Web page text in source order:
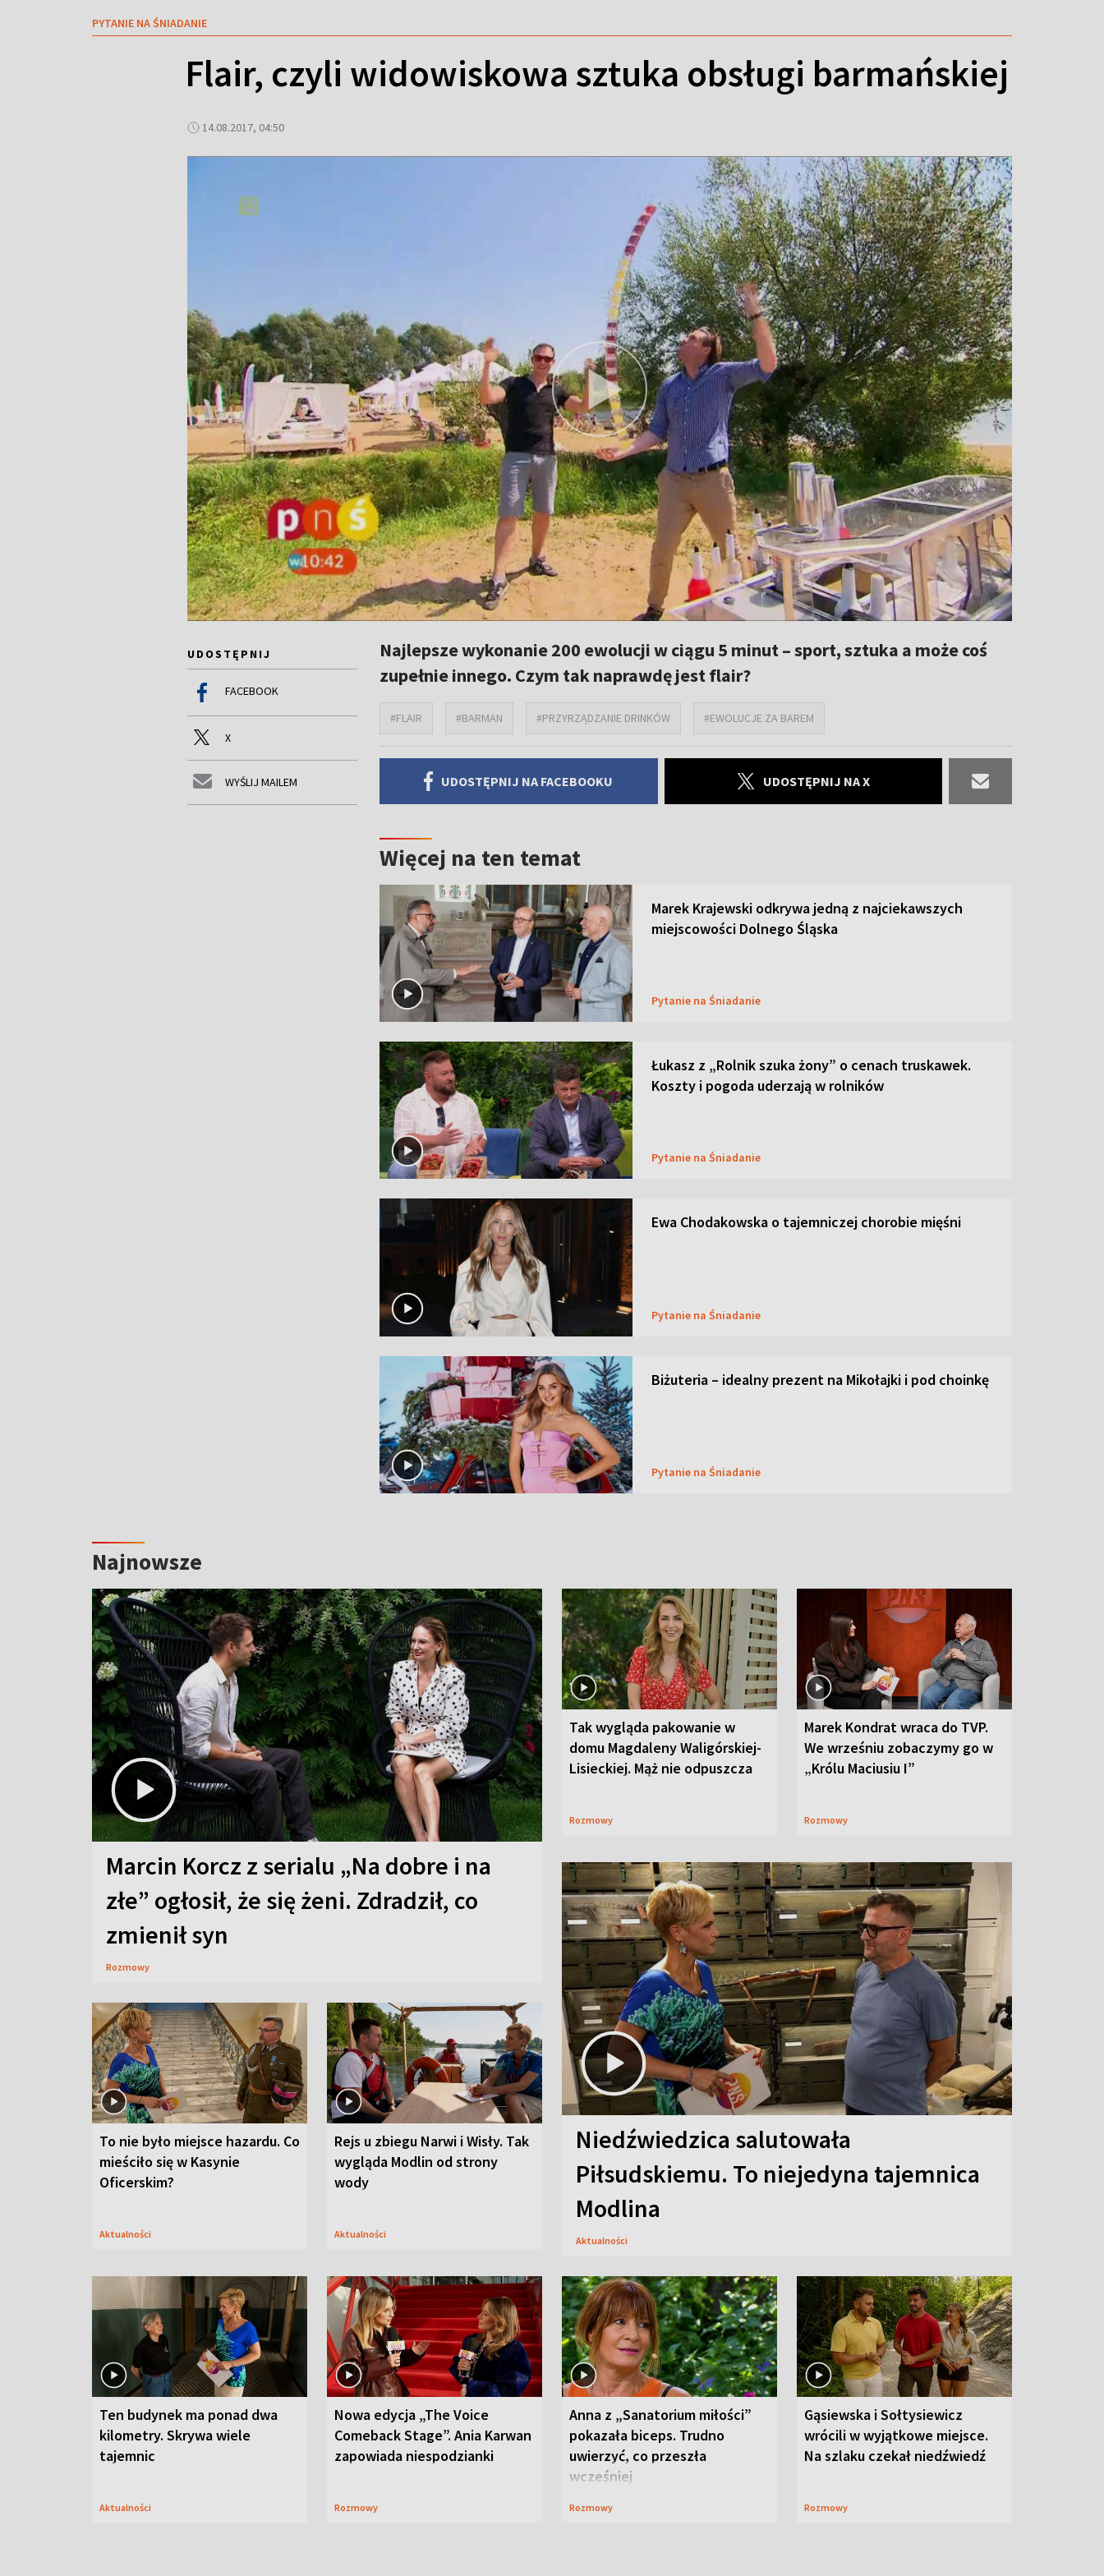
PYTANIE NA ŚNIADANIE
Flair, czyli widowiskowa sztuka obsługi barmańskiej
14.08.2017, 04:50
UDOSTĘPNIJ
FACEBOOK
X
WYŚLIJ MAILEM
Najlepsze wykonanie 200 ewolucji w ciągu 5 minut – sport, sztuka a może coś
zupełnie innego. Czym tak naprawdę jest flair?
#FLAIR #BARMAN #PRZYRZĄDZANIE DRINKÓW #EWOLUCJE ZA BAREM
UDOSTĘPNIJ NA FACEBOOKU UDOSTĘPNIJ NA X
Więcej na ten temat
Marek Krajewski odkrywa jedną z najciekawszych
miejscowości Dolnego Śląska
Pytanie na Śniadanie
Łukasz z „Rolnik szuka żony” o cenach truskawek.
Koszty i pogoda uderzają w rolników
Pytanie na Śniadanie
Ewa Chodakowska o tajemniczej chorobie mięśni
Pytanie na Śniadanie
Biżuteria – idealny prezent na Mikołajki i pod choinkę
Pytanie na Śniadanie
Najnowsze
Marcin Korcz z serialu „Na dobre i na
złe” ogłosił, że się żeni. Zdradził, co
zmienił syn
Rozmowy
Tak wygląda pakowanie w
domu Magdaleny Waligórskiej-
Lisieckiej. Mąż nie odpuszcza
Rozmowy
Marek Kondrat wraca do TVP.
We wrześniu zobaczymy go w
„Królu Maciusiu I”
Rozmowy
To nie było miejsce hazardu. Co
mieściło się w Kasynie
Oficerskim?
Aktualności
Rejs u zbiegu Narwi i Wisły. Tak
wygląda Modlin od strony
wody
Aktualności
Niedźwiedzica salutowała
Piłsudskiemu. To niejedyna tajemnica
Modlina
Aktualności
Ten budynek ma ponad dwa
kilometry. Skrywa wiele
tajemnic
Aktualności
Nowa edycja „The Voice
Comeback Stage”. Ania Karwan
zapowiada niespodzianki
Rozmowy
Anna z „Sanatorium miłości”
pokazała biceps. Trudno
uwierzyć, co przeszła
wcześniej
Rozmowy
Gąsiewska i Sołtysiewicz
wrócili w wyjątkowe miejsce.
Na szlaku czekał niedźwiedź
Rozmowy